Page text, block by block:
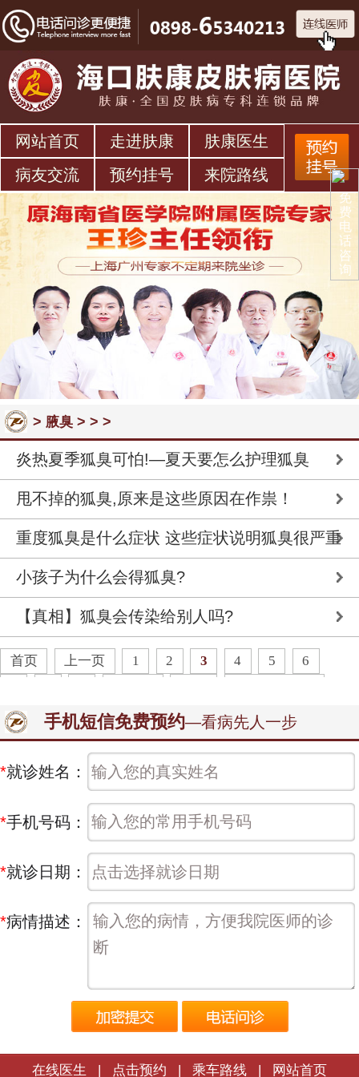
网站首页 走进肤康
肤康医生
病友交流
预约挂号 来院路线
> 腋臭> > >
炎热夏季狐臭可怕!—夏天要怎么护理狐臭
甩不掉的狐臭,原来是这些原因在作祟！
重度狐臭是什么症状 这些症状说明狐臭很严重
小孩子为什么会得狐臭?
【真相】狐臭会传染给别人吗?
首页 上一页 1 2 3 4 5
6
手机短信免费预约—看病先人一步
*就诊姓名：
*手机号码：
*就诊日期：
*病情描述：
在线医生 点击预约 乘车路线 网站首页
免
费
电
话
咨
询